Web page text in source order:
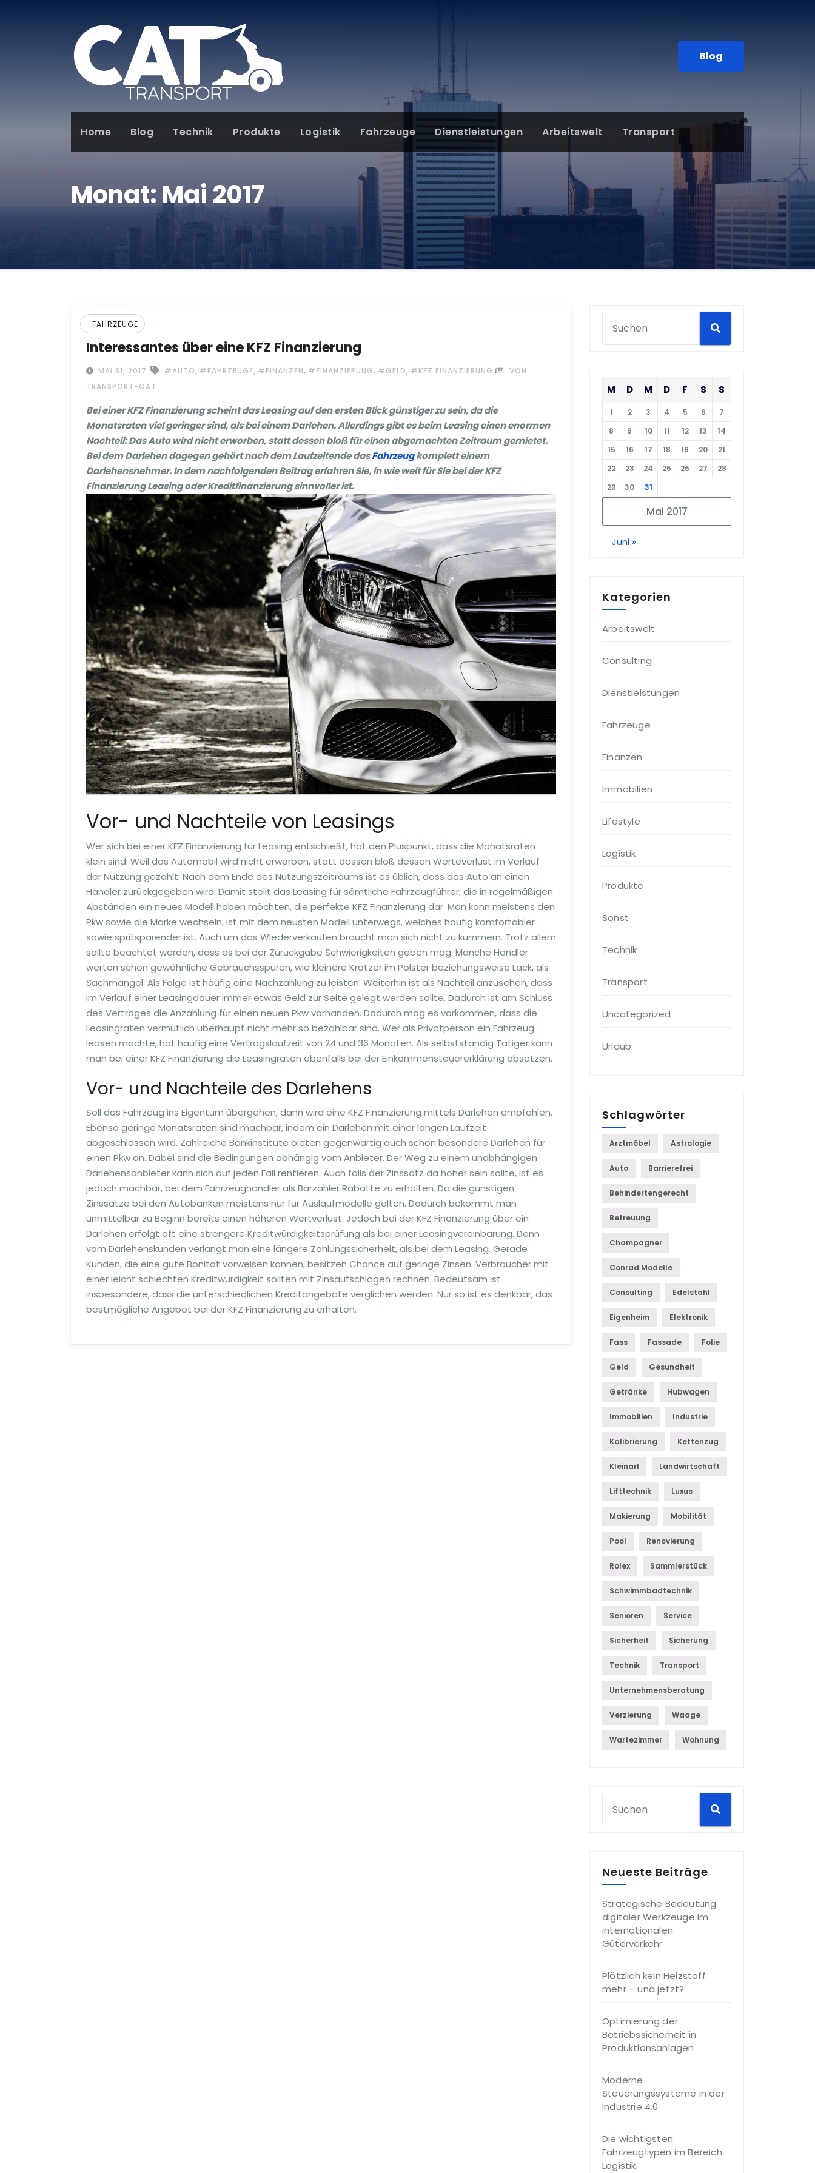
Blog
Home Blog Technik Produkte Logistik Fahrzeuge Dienstleistungen Arbeitswelt Transport
Monat:Mai 2017
FAHRZEUGE
Interessantes über eine KFZ Finanzierung
MAI 31, 2017 #AUTO, #FAHRZEUGE, #FINANZEN, #FINANZIERUNG, #GELD, #KFZ FINANZIERUNG
VON
TRANSPORT-CAT
Bei einer KFZ Finanzierung scheint das Leasing auf den ersten Blick günstiger zu sein, da die
Monatsraten viel geringer sind, als bei einem Darlehen. Allerdings gibt es beim Leasing einen enormen
Nachteil: Das Auto wird nicht erworben, statt dessen bloß für einen abgemachten Zeitraum gemietet.
Bei dem Darlehen dagegen gehört nach dem Laufzeitende dasFahrzeugkomplett einem
Darlehensnehmer. In dem nachfolgenden Beitrag erfahren Sie, in wie weit für Sie bei der KFZ
Finanzierung Leasing oder Kreditfinanzierung sinnvoller ist.
Vor- und Nachteile von Leasings
Wer sich bei einer KFZ Finanzierung für Leasing entschließt, hat den Pluspunkt, dass die Monatsraten
klein sind. Weil das Automobil wird nicht erworben, statt dessen bloß dessen Werteverlust im Verlauf
der Nutzung gezahlt. Nach dem Ende des Nutzungszeitraums ist es üblich, dass das Auto an einen
Händler zurückgegeben wird. Damit stellt das Leasing für sämtliche Fahrzeugführer, die in regelmäßigen
Abständen ein neues Modell haben möchten, die perfekte KFZ Finanzierung dar. Man kann meistens den
Pkw sowie die Marke wechseln, ist mit dem neusten Modell unterwegs, welches häufig komfortabler
sowie spritsparender ist. Auch um das Wiederverkaufen braucht man sich nicht zu kümmern. Trotz allem
sollte beachtet werden, dass es bei der Zurückgabe Schwierigkeiten geben mag. Manche Händler
werten schon gewöhnliche Gebrauchsspuren, wie kleinere Kratzer im Polster beziehungsweise Lack, als
Sachmangel. Als Folge ist häufig eine Nachzahlung zu leisten. Weiterhin ist als Nachteil anzusehen, dass
im Verlauf einer Leasingdauer immer etwas Geld zur Seite gelegt werden sollte. Dadurch ist am Schluss
des Vertrages die Anzahlung für einen neuen Pkw vorhanden. Dadurch mag es vorkommen, dass die
Leasingraten vermutlich überhaupt nicht mehr so bezahlbar sind. Wer als Privatperson ein Fahrzeug
leasen möchte, hat häufig eine Vertragslaufzeit von 24 und 36 Monaten. Als selbstständig Tätiger kann
man bei einer KFZ Finanzierung die Leasingraten ebenfalls bei der Einkommensteuererklärung absetzen.
Vor- und Nachteile des Darlehens
Soll das Fahrzeug ins Eigentum übergehen, dann wird eine KFZ Finanzierung mittels Darlehen empfohlen.
Ebenso geringe Monatsraten sind machbar, indem ein Darlehen mit einer langen Laufzeit
abgeschlossen wird. Zahlreiche Bankinstitute bieten gegenwärtig auch schon besondere Darlehen für
einen Pkw an. Dabei sind die Bedingungen abhängig vom Anbieter. Der Weg zu einem unabhängigen
Darlehensanbieter kann sich auf jeden Fall rentieren. Auch falls der Zinssatz da höher sein sollte, ist es
jedoch machbar, bei dem Fahrzeughändler als Barzahler Rabatte zu erhalten. Da die günstigen
Zinssätze bei den Autobanken meistens nur für Auslaufmodelle gelten. Dadurch bekommt man
unmittelbar zu Beginn bereits einen höheren Wertverlust. Jedoch bei der KFZ Finanzierung über ein
Darlehen erfolgt oft eine strengere Kreditwürdigkeitsprüfung als bei einer Leasingvereinbarung. Denn
vom Darlehenskunden verlangt man eine längere Zahlungssicherheit, als bei dem Leasing. Gerade
Kunden, die eine gute Bonität vorweisen können, besitzen Chance auf geringe Zinsen. Verbraucher mit
einer leicht schlechten Kreditwürdigkeit sollten mit Zinsaufschlägen rechnen. Bedeutsam ist
insbesondere, dass die unterschiedlichen Kreditangebote verglichen werden. Nur so ist es denkbar, das
bestmögliche Angebot bei der KFZ Finanzierung zu erhalten.
Mai 2017
M D M D F S S
1 2 3 4 5 6
7
8
9 10 11 12 13
14
15
16 17 18 19 20
21
22
23 24 25 26 27
28
29
30 31
Juni »
Kategorien
Arbeitswelt
Consulting
Dienstleistungen
Fahrzeuge
Finanzen
Immobilien
Lifestyle
Logistik
Produkte
Sonst
Technik
Transport
Uncategorized
Urlaub
Schlagwörter
Arztmöbel Astrologie
Auto Barrierefrei
Behindertengerecht
Betreuung
Champagner
Conrad Modelle
Consulting Edelstahl
Eigenheim Elektronik
Fass Fassade Folie
Geld Gesundheit
Getränke Hubwagen
Immobilien Industrie
Kalibrierung Kettenzug
Kleinarl Landwirtschaft
Lifttechnik Luxus
Makierung Mobilität
Pool Renovierung
Rolex Sammlerstück
Schwimmbadtechnik
Senioren Service
Sicherheit Sicherung
Technik Transport
Unternehmensberatung
Verzierung Waage
Wartezimmer Wohnung
Neueste Beiträge
Strategische Bedeutung
digitaler Werkzeuge im
internationalen
Güterverkehr
Plötzlich kein Heizstoff
mehr – und jetzt?
Optimierung der
Betriebssicherheit in
Produktionsanlagen
Moderne
Steuerungssysteme in der
Industrie 4.0
Die wichtigsten
Fahrzeugtypen im Bereich
Logistik